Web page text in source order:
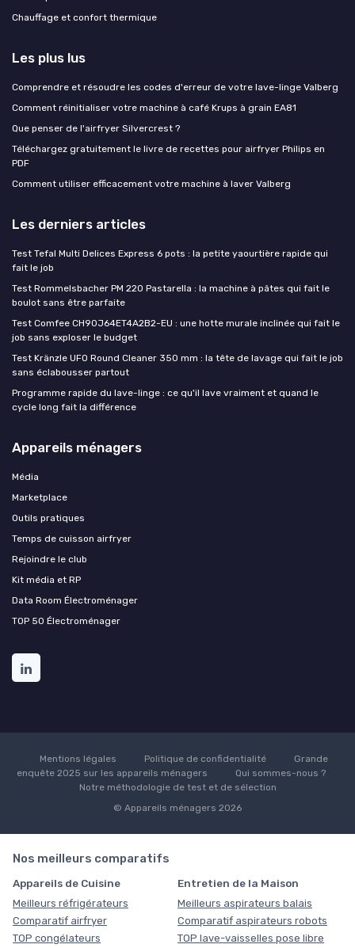
Chauffage et confort thermique
Les plus lus
Comprendre et résoudre les codes d'erreur de votre lave-linge Valberg
Comment réinitialiser votre machine à café Krups à grain EA81
Que penser de l'airfryer Silvercrest ?
Téléchargez gratuitement le livre de recettes pour airfryer Philips en
PDF
Comment utiliser efficacement votre machine à laver Valberg
Les derniers articles
Test Tefal Multi Delices Express 6 pots : la petite yaourtière rapide qui
fait le job
Test Rommelsbacher PM 220 Pastarella : la machine à pâtes qui fait le
boulot sans être parfaite
Test Comfee CH90J64ET4A2B2-EU : une hotte murale inclinée qui fait le
job sans exploser le budget
Test Kränzle UFO Round Cleaner 350 mm : la tête de lavage qui fait le job
sans éclabousser partout
Programme rapide du lave-linge : ce qu'il lave vraiment et quand le
cycle long fait la différence
Appareils ménagers
Média
Marketplace
Outils pratiques
Temps de cuisson airfryer
Rejoindre le club
Kit média et RP
Data Room Électroménager
TOP 50 Électroménager
Mentions légales Politique de confidentialité
Grande
enquête 2025 sur les appareils ménagers
Qui sommes-nous ?
Notre méthodologie de test et de sélection
© Appareils ménagers 2026
Nos meilleurs comparatifs
Appareils de Cuisine
Meilleurs réfrigérateurs
Comparatif airfryer
TOP congélateurs
Entretien de la Maison
Meilleurs aspirateurs balais
Comparatif aspirateurs robots
TOP lave-vaisselles pose libre